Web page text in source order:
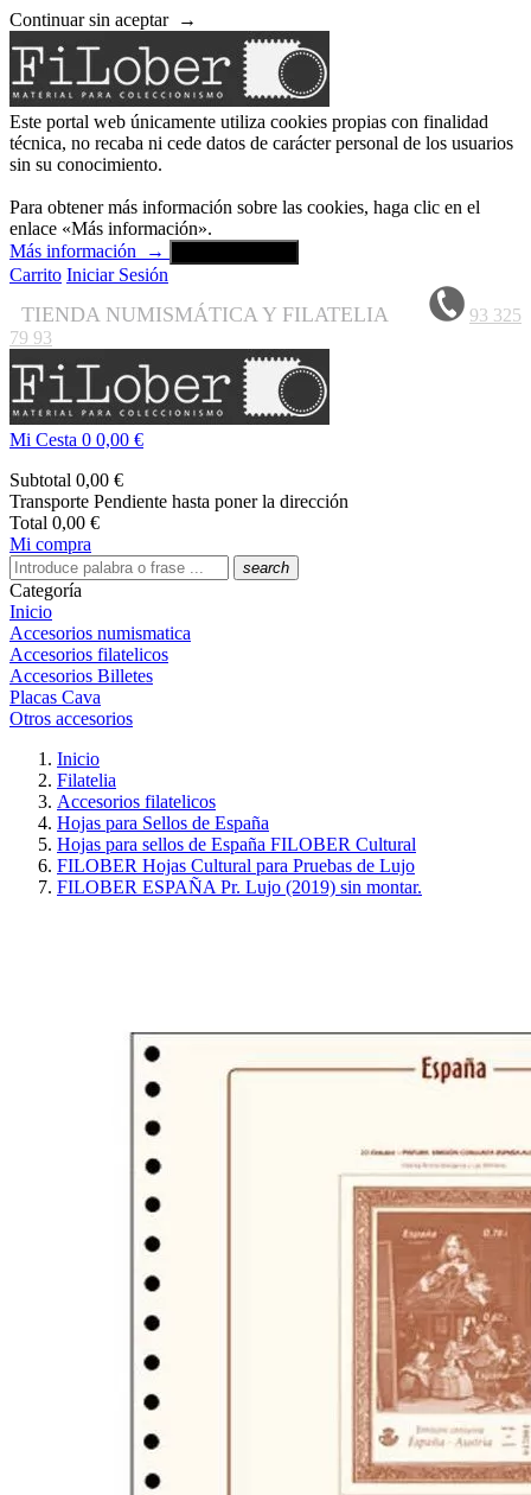
Continuar sin aceptar →
Este portal web únicamente utiliza cookies propias con finalidad
técnica, no recaba ni cede datos de carácter personal de los usuarios
sin su conocimiento.
Para obtener más información sobre las cookies, haga clic en el
enlace «Más información».
Más información
→
Carrito Iniciar Sesión
TIENDA NUMISMÁTICA Y FILATELIA
93 325
79 93
Mi Cesta 0 0,00 €
Subtotal 0,00 €
Transporte Pendiente hasta poner la dirección
Total 0,00 €
Mi compra
search
Categoría
Inicio
Accesorios numismatica
Accesorios filatelicos
Accesorios Billetes
Placas Cava
Otros accesorios
Inicio
Filatelia
Accesorios filatelicos
Hojas para Sellos de España
Hojas para sellos de España FILOBER Cultural
FILOBER Hojas Cultural para Pruebas de Lujo
FILOBER ESPAÑA Pr. Lujo (2019) sin montar.